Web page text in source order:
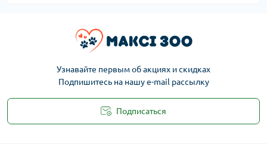
Узнавайте первым об акциях и скидках
Подпишитесь на нашу e-mail рассылку
Подписаться